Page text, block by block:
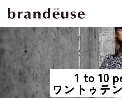
1 to 10
ワントゥテ